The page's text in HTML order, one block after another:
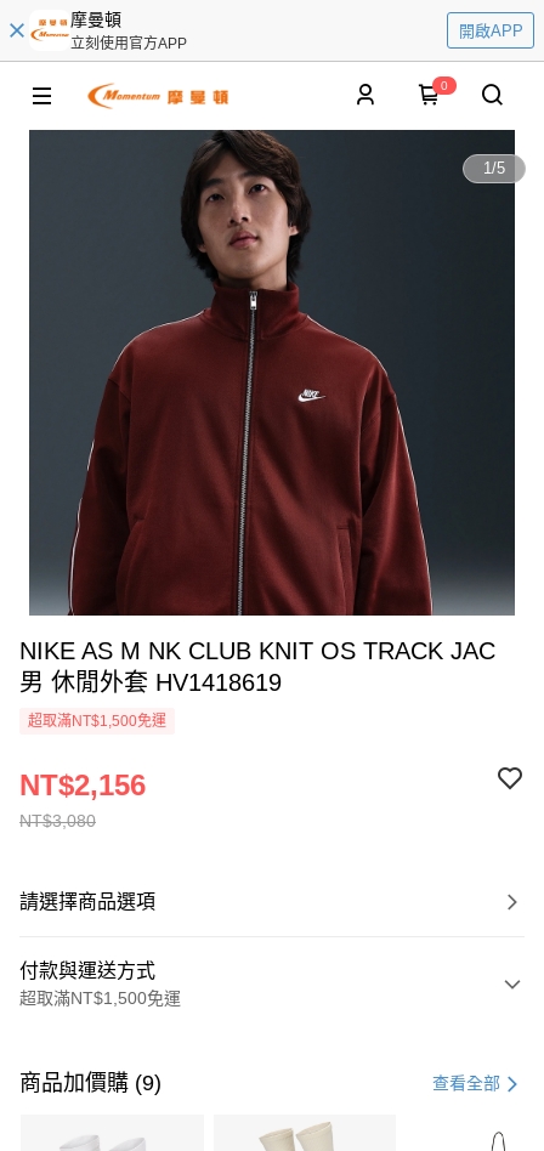
摩曼頓
立刻使用官方APP
開啟APP
0
1/5
NIKE AS M NK CLUB KNIT OS TRACK JAC
男 休閒外套 HV1418619
超取滿NT$1,500免運
NT$3,080
NT$2,156
請選擇商品選項
付款與運送方式
超取滿NT$1,500免運
信用卡一次付款
商品加價購 (9) 查看全部